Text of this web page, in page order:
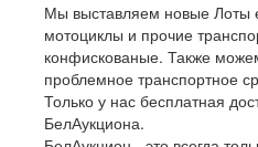
Мы выставляем новые Лоты
мотоциклы и прочие
конфискованые. Также
проблемное транспортное
Только у нас бесплатная
БелАукциона.